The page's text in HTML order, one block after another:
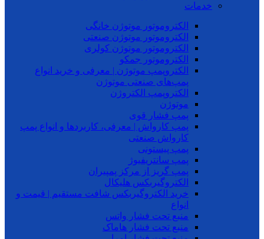
خدمات
الکتروموتور موتوژن خانگی
الکتروموتور موتوژن صنعتی
الکتروموتور موتوژن کولری
الکتروموتور جمکو
الکتروپمپ موتوژن | معرفی و خرید انواع
پمپ‌های صنعتی موتوژن
الکتروپمپ الکتروژن
موتوژن
پمپ فشار قوی
پمپ کارواش | معرفی، کاربردها و انواع پمپ
کارواش صنعتی
پمپ پیستونی
پمپ سانتریفیوژ
پمپ گریز از مرکز پمپیران
الکتروگیربکس هلیکال
خرید الکتروگیربکس شافت مستقیم | قیمت و
انواع
منبع تحت فشار واتس
منبع تحت فشار هاماک